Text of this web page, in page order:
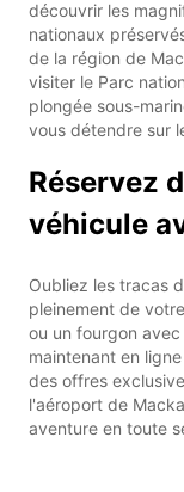
découvrir les
nationaux
de la région de
visiter le Parc
plongée sous-
vous détendre sur
Réservez
véhicule
Oubliez les tracas
pleinement de
ou un fourgon
maintenant en
des offres
l'aéroport de
aventure en toute